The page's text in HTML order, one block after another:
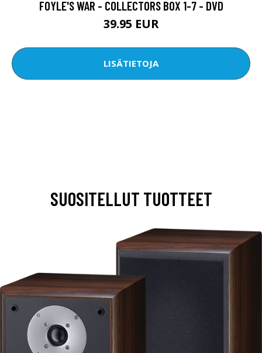
FOYLE'S WAR - COLLECTORS BOX 1-7 - DVD
39.95 EUR
LISÄTIETOJA
SUOSITELLUT TUOTTEET